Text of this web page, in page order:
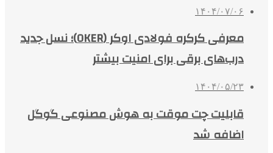
۱۴۰۴/۰۷/۰۶
معرفی کرکره فولادی اوکر (OKER)؛ نسل جدید
درب‌های برقی برای امنیت بیشتر
۱۴۰۴/۰۵/۲۳
قابلیت چت موقت به هوش مصنوعی گوگل
اضافه شد